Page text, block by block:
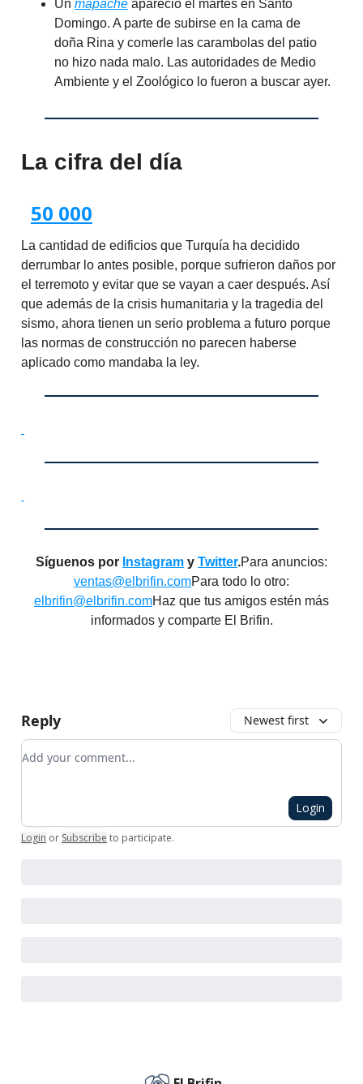
Un mapache apareció el martes en Santo
Domingo. A parte de subirse en la cama de
doña Rina y comerle las carambolas del patio
no hizo nada malo. Las autoridades de Medio
Ambiente y el Zoológico lo fueron a buscar ayer.
La cifra del día
50 000
La cantidad de edificios que Turquía ha decidido
derrumbar lo antes posible, porque sufrieron daños por
el terremoto y evitar que se vayan a caer después. Así
que además de la crisis humanitaria y la tragedia del
sismo, ahora tienen un serio problema a futuro porque
las normas de construcción no parecen haberse
aplicado como mandaba la ley.
Síguenos por Instagram y Twitter.Para anuncios:
ventas@elbrifin.comPara todo lo otro:
elbrifin@elbrifin.comHaz que tus amigos estén más
informados y comparte El Brifin.
Reply Newest first
Add your comment
Login
Login or Subscribe to participate.